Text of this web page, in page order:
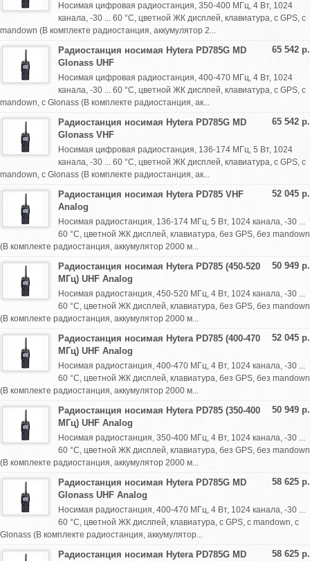
Носимая цифровая радиостанция, 350-400 МГц, 4 Вт, 1024
канала, -30 ... 60 °С, цветной ЖК дисплей, клавиатура, с GPS, с
mandown (В комплекте радиостанция, аккумулятор 2...
65 542 р.
Радиостанция носимая Hytera PD785G MD
Glonass UHF
Носимая цифровая радиостанция, 400-470 МГц, 4 Вт, 1024
канала, -30 ... 60 °С, цветной ЖК дислпей, клавиатура, с GPS, с
mandown, с Glonass (В комплекте радиостанция, ак...
65 542 р.
Радиостанция носимая Hytera PD785G MD
Glonass VHF
Носимая цифровая радиостанция, 136-174 МГц, 5 Вт, 1024
канала, -30 ... 60 °С, цветной ЖК дисплей, клавиатура, с GPS, с
mandown, с Glonass (В комплекте радиостанция, ак...
52 045 р.
Радиостанция носимая Hytera PD785 VHF
Analog
Носимая радиостанция, 136-174 МГц, 5 Вт, 1024 канала, -30 ...
60 °С, цветной ЖК дисплей, клавиатура, без GPS, без mandown
(В комплекте радиостанция, аккумулятор 2000 м...
50 949 р.
Радиостанция носимая Hytera PD785 (450-520
МГц) UHF Analog
Носимая радиостанция, 450-520 МГц, 4 Вт, 1024 канала, -30 ...
60 °С, цветной ЖК дисплей, клавиатура, без GPS, без mandown
(В комплекте радиостанция, аккумулятор 2000 м...
52 045 р.
Радиостанция носимая Hytera PD785 (400-470
МГц) UHF Analog
Носимая радиостанция, 400-470 МГц, 4 Вт, 1024 канала, -30 ...
60 °С, цветной ЖК дисплей, клавиатура, без GPS, без mandown
(В комплекте радиостанция, аккумулятор 2000 м...
50 949 р.
Радиостанция носимая Hytera PD785 (350-400
МГц) UHF Analog
Носимая радиостанция, 350-400 МГц, 4 Вт, 1024 канала, -30 ...
60 °С, цветной ЖК дисплей, клавиатура, без GPS, без mandown
(В комплекте радиостанция, аккумулятор 2000 м...
58 625 р.
Радиостанция носимая Hytera PD785G MD
Glonass UHF Analog
Носимая радиостанция, 400-470 МГц, 4 Вт, 1024 канала, -30 ...
60 °С, цветной ЖК дислпей, клавиатура, с GPS, с mandown, с
Glonass (В комплекте радиостанция, аккумулятор...
58 625 р.
Радиостанция носимая Hytera PD785G MD